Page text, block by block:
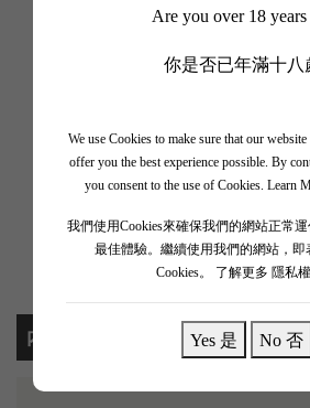
Are you over 18
你是否已年滿十八
We use Cookies to make sure that our
offer you the best experience possible. By
you consent to the use of Cookies. Learn
我們使用Cookies來確保我們的網站正常
最佳體驗。繼續使用我們的網站，即
Cookies。
了解更多 隱私
Yes 是 No 否
添加到我的最愛
📲 加入 WhatsApp
🎁 即刻接收限時優惠、
內容